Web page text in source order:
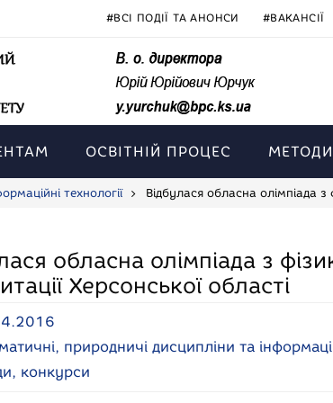
#ВСІ ПОДІЇ ТА АНОНСИ #ВАКАНСІЇ
ОСВІТНІЙ ПРОЦЕС
технології Відбулася обласна олімпіада з
обласна олімпіада з
Херсонської області
природничі дисципліни та
конкурси